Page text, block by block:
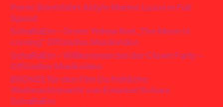
Porec Bootsfahrt Astyle Marine Luxus in Full
Speed
SchaRaEm – Green Yellow Red „The Moon is
coming“ Offizielles Musikvideo
SchaRaEm – Willkommen bei der Clown Party –
Offizielles Musikvideo
BRONZE für den Film Du fröhliche
Weihnachtsnacht von Emanuel Schara
SchaRaEm